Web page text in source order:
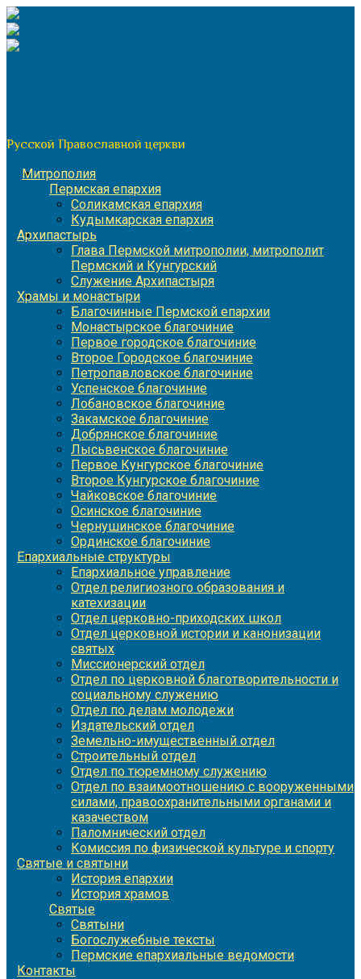
Перейти
к
содержимому
Русской Православной церкви
Митрополия
Пермская епархия
Соликамская епархия
Кудымкарская епархия
Архипастырь
Глава Пермской митрополии, митрополит
Пермский и Кунгурский
Служение Архипастыря
Храмы и монастыри
Благочинные Пермской епархии
Монастырское благочиние
Первое городское благочиние
Второе Городское благочиние
Петропавловское благочиние
Успенское благочиние
Лобановское благочиние
Закамское благочиние
Добрянское благочиние
Лысьвенское благочиние
Первое Кунгурское благочиние
Второе Кунгурское благочиние
Чайковское благочиние
Осинское благочиние
Чернушинское благочиние
Ординское благочиние
Епархиальные структуры
Епархиальное управление
Отдел религиозного образования и
катехизации
Отдел церковно-приходских школ
Отдел церковной истории и канонизации
святых
Миссионерский отдел
Отдел по церковной благотворительности и
социальному служению
Отдел по делам молодежи
Издательский отдел
Земельно-имущественный отдел
Строительный отдел
Отдел по тюремному служению
Отдел по взаимоотношению с вооруженными
силами, правоохранительными органами и
казачеством
Паломнический отдел
Комиссия по физической культуре и спорту
Святые и святыни
История епархии
История храмов
Святые
Святыни
Богослужебные тексты
Пермские епархиальные ведомости
Контакты